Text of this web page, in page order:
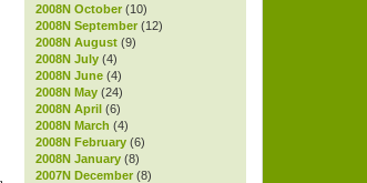
2008N October (10)
2008N September (12)
2008N August (9)
2008N July (4)
2008N June (4)
2008N May (24)
2008N April (6)
2008N March (4)
2008N February (6)
2008N January (8)
2007N December (8)